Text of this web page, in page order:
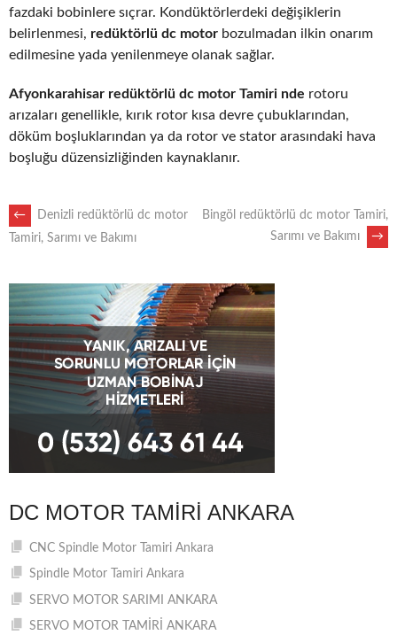
fazdaki bobinlere sıçrar. Kondüktörlerdeki değişiklerin
belirlenmesi, redüktörlü dc motor bozulmadan ilkin onarım
edilmesine yada yenilenmeye olanak sağlar.
Afyonkarahisar redüktörlü dc motor Tamiri nde rotoru
arızaları genellikle, kırık rotor kısa devre çubuklarından,
döküm boşluklarından ya da rotor ve stator arasındaki hava
boşluğu düzensizliğinden kaynaklanır.
POST
NAVIGATION
←
Denizli redüktörlü dc motor
Tamiri, Sarımı ve Bakımı
Bingöl redüktörlü dc motor Tamiri,
Sarımı ve Bakımı
→
DC MOTOR TAMIRI ANKARA
CNC Spindle Motor Tamiri Ankara
Spindle Motor Tamiri Ankara
SERVO MOTOR SARIMI ANKARA
SERVO MOTOR TAMİRİ ANKARA